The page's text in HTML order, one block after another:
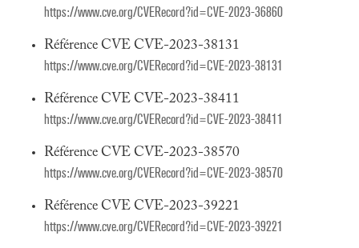
https://www.cve.org/CVERecord?id=CVE-2023-36860
Référence CVE CVE-2023-38131
https://www.cve.org/CVERecord?id=CVE-2023-38131
Référence CVE CVE-2023-38411
https://www.cve.org/CVERecord?id=CVE-2023-38411
Référence CVE CVE-2023-38570
https://www.cve.org/CVERecord?id=CVE-2023-38570
Référence CVE CVE-2023-39221
https://www.cve.org/CVERecord?id=CVE-2023-39221